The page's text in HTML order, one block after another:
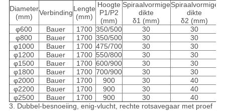
Diameter
(mm)
VerbindingLengte
(mm)
Hoogte
P1/P2
(mm)
Spiraalvormige
dikte
δ1 (mm)
Spiraalvormige
dikte
δ2 (mm)
φ600 Bauer 1700 350/500 30
30
φ800
Bauer 1700 350/500 30
30
φ1000
Bauer 1700 475/700 30
30
φ1200
Bauer 1700 550/800 30
30
φ1500
Bauer 1700 600/900 30
30
φ1800
Bauer 1700 700/900 30
30
φ2000
Bauer 1700 900 30
40
φ2200
Bauer 1700 900 30
40
φ2500
Bauer 1700 900 30
40
3. Dubbel-besnoeiing, enig-vlucht, rechte rotsavegaar met proef